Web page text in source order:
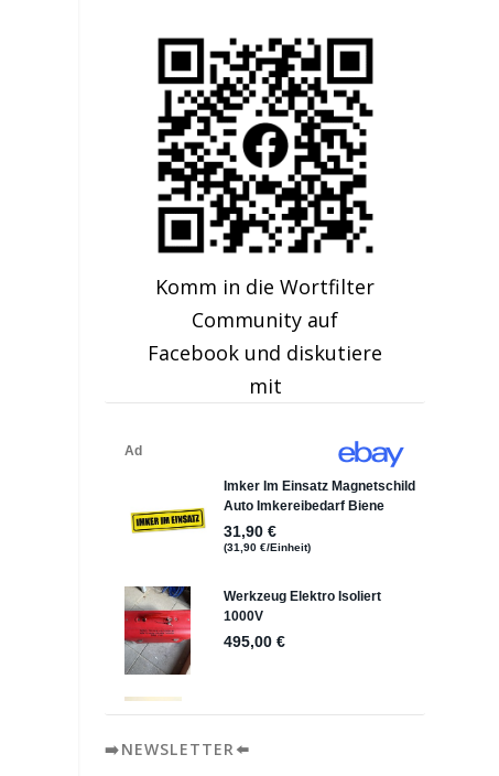
Komm in die Wortfilter
Community auf
Facebook und diskutiere
mit
➡️NEWSLETTER⬅️